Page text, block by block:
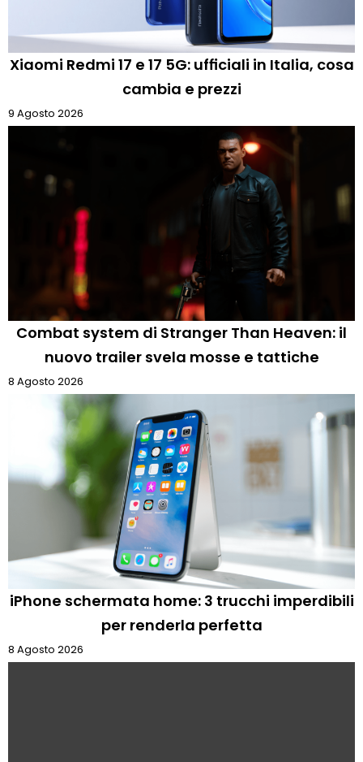
Xiaomi Redmi 17 e 17 5G: ufficiali in Italia, cosa
cambia e prezzi
9 Agosto 2026
Combat system di Stranger Than Heaven: il
nuovo trailer svela mosse e tattiche
8 Agosto 2026
iPhone schermata home: 3 trucchi imperdibili
per renderla perfetta
8 Agosto 2026